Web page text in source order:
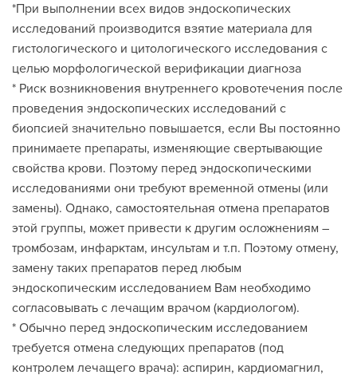
*При выполнении всех видов эндоскопических
исследований производится взятие материала для
гистологического и цитологического исследования с
целью морфологической верификации диагноза
* Риск возникновения внутреннего кровотечения после
проведения эндоскопических исследований с
биопсией значительно повышается, если Вы постоянно
принимаете препараты, изменяющие свертывающие
свойства крови. Поэтому перед эндоскопическими
исследованиями они требуют временной отмены (или
замены). Однако, самостоятельная отмена препаратов
этой группы, может привести к другим осложнениям –
тромбозам, инфарктам, инсультам и т.п. Поэтому отмену,
замену таких препаратов перед любым
эндоскопическим исследованием Вам необходимо
согласовывать с лечащим врачом (кардиологом).
* Обычно перед эндоскопическим исследованием
требуется отмена следующих препаратов (под
контролем лечащего врача): аспирин, кардиомагнил,